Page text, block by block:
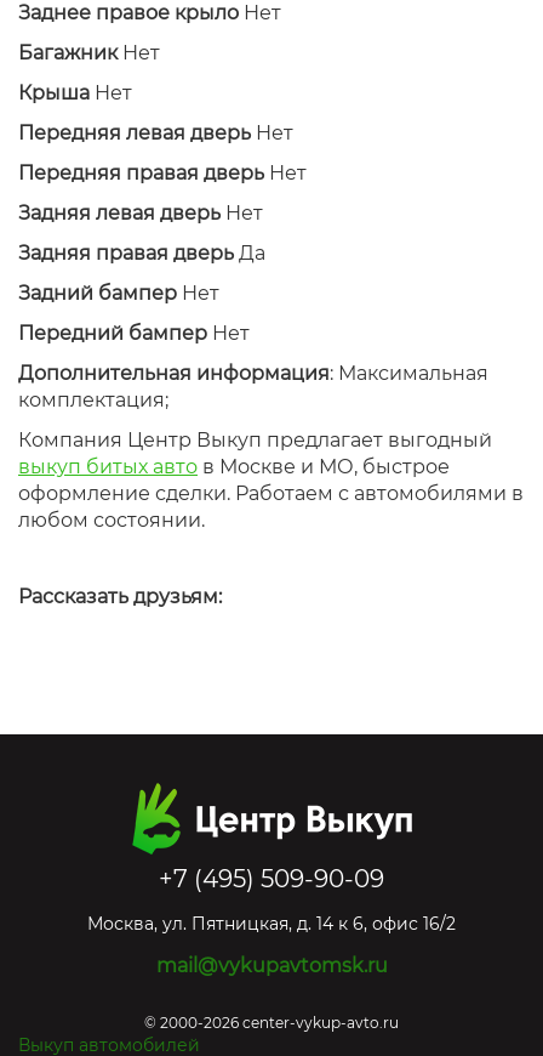
Заднее правое крыло Нет
БагажникНет
Крыша Нет
Передняя левая дверь Нет
Передняя правая дверь Нет
Задняя левая дверь Нет
Задняя правая дверь Да
Задний бампер Нет
Передний бампер Нет
Дополнительная информация: Максимальная
комплектация;
Компания Центр Выкуп предлагает выгодный
выкуп битых авто в Москве и МО, быстрое
оформление сделки. Работаем с автомобилями в
любом состоянии.
Рассказать друзьям:
+7 (495) 509-90-09
Москва, ул. Пятницкая, д. 14 к 6, офис 16/2
mail@vykupavtomsk.ru
© 2000-2026 center-vykup-avto.ru
Выкуп автомобилей